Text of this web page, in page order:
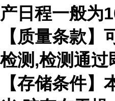
产日程一般为
【质量条款】
检测,检测通过
【存储条件】